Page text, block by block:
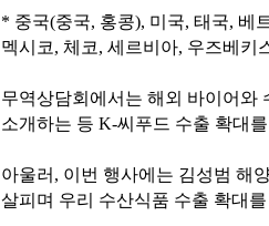
* 중국(중국, 홍콩), 미국, 태국, 베
멕시코, 체코, 세르비아, 우즈베키
무역상담회에서는 해외 바이어와
소개하는 등 K-씨푸드 수출 확대
아울러, 이번 행사에는 김성범 해
살피며 우리 수산식품 수출 확대